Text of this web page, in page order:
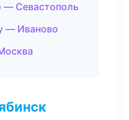
— Севастополь
— Иваново